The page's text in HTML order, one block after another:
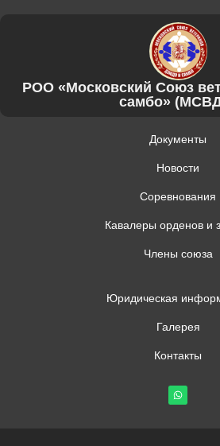
РОО «Московский Союз
самбо»
Документы
Новости
Соревнования
Кавалеры орденов и
Члены союза
Юридическая
Галерея
Контакты